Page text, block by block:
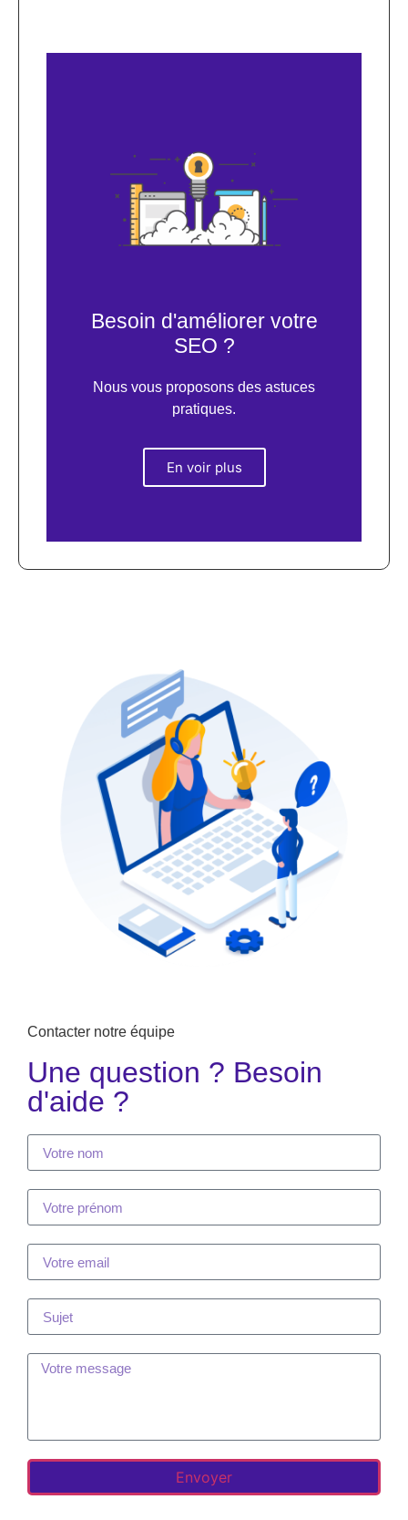
Besoin d'améliorer votre
SEO ?
Nous vous proposons des astuces
pratiques.
En voir plus
Contacter notre équipe
Une question ? Besoin
d'aide ?
Envoyer